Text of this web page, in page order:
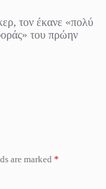
τον έκανε «πολύ
του πρώην
are marked *